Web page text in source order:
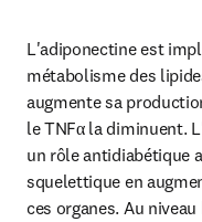
L'adiponectine est
métabolisme des
augmente sa
le TNFα la diminuent.
un rôle antidiabétique
squelettique en
ces organes. Au